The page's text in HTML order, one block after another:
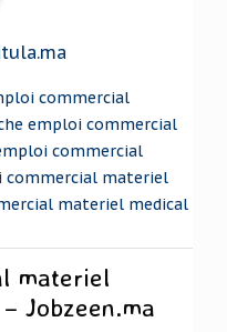
commercial
emploi commercial
commercial
commercial materiel
materiel medical
materiel
Jobzeen.ma